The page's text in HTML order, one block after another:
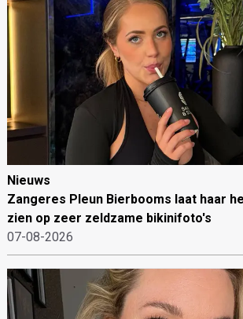
Nieuws
Zangeres Pleun Bierbooms laat haar
zien op zeer zeldzame bikinifoto's
07-08-2026